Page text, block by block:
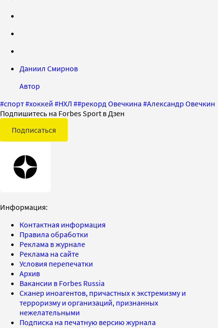
Даниил Смирнов
Автор
#спорт#хоккей #НХЛ ##рекорд Овечкина #Александр Овечкин
Подпишитесь на Forbes Sport в Дзен
Подписаться
Информация:
Контактная информация
Правила обработки
Реклама в журнале
Реклама на сайте
Условия перепечатки
Архив
Вакансии в Forbes Russia
Сканер иноагентов, причастных к экстремизму и
терроризму и организаций, признанных
нежелательными
Подписка на печатную версию журнала